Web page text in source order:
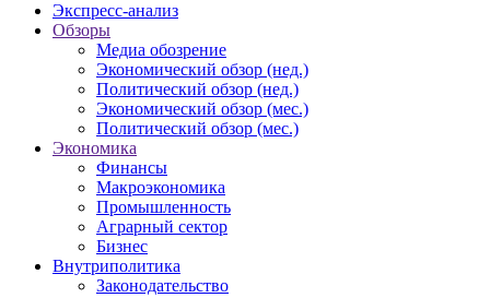
Экспресс-анализ
Обзоры
Медиа обозрение
Экономический обзор (нед.)
Политический обзор (нед.)
Экономический обзор (мес.)
Политический обзор (мес.)
Экономика
Финансы
Макроэкономика
Промышленность
Аграрный сектор
Бизнес
Внутриполитика
Законодательство